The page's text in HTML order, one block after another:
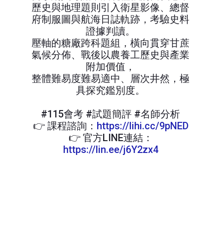
歷史與地理題則引入衛星影像、總督
府制服圖與航海日誌軌跡，考驗史料
證據判讀。
壓軸的糖廠跨科題組，橫向貫穿甘蔗
氣候分佈、戰後以農養工歷史與產業
附加價值，
整體難易度難易適中、層次井然，極
具探究鑑別度。
#115會考 #試題簡評 #名師分析
👉 課程諮詢： https://lihi.cc/9pNED
👉 官方LINE連結：
https://lin.ee/j6Y2zx4